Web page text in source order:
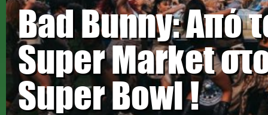
Bad Bunny: Από
Super Market
Super Bowl !